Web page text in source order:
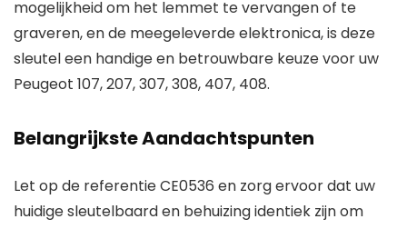
mogelijkheid om het lemmet te vervangen of te
graveren, en de meegeleverde elektronica, is deze
sleutel een handige en betrouwbare keuze voor uw
Peugeot 107, 207, 307, 308, 407, 408.
Belangrijkste Aandachtspunten
Let op de referentie CE0536 en zorg ervoor dat uw
huidige sleutelbaard en behuizing identiek zijn om